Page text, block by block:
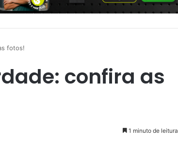
fotos!
confira as
1 minuto de leitura